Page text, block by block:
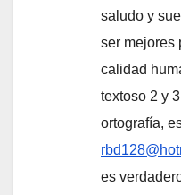
saludo y
ser mejores
calidad
textoso 2 y
ortografía,
es